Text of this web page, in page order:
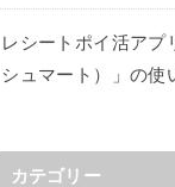
レシートポイ活アプ
シュマート）」の使
カテゴリー